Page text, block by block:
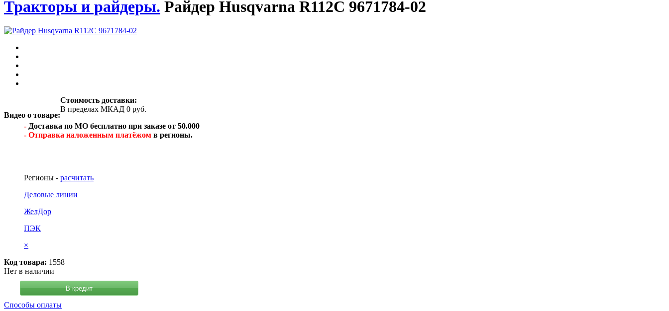
Тракторы и райдеры. Райдер Husqvarna R112C 9671784-02
Видео о товаре:
Стоимость доставки:
В пределах МКАД 0 руб.
- Доставка по МО бесплатно при заказе от 50.000
- Отправка наложенным платёжом в регионы.
Регионы - расчитать
Деловые линии
ЖелДор
ПЭК
×
Код товара: 1558
Нет в наличии
В кредит
Способы оплаты